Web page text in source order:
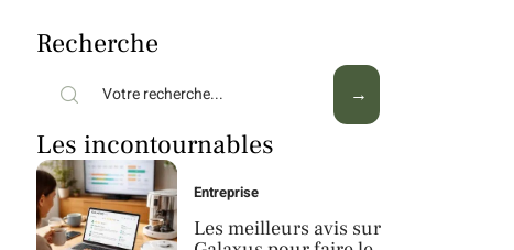
Recherche
Les incontournables
Entreprise
Les meilleurs avis sur